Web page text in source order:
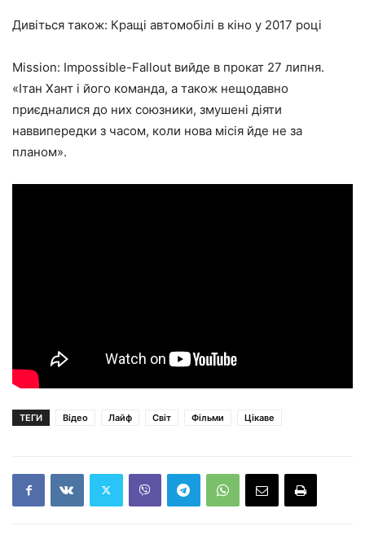
Дивіться також: Кращі автомобілі в кіно у 2017 році
Mission: Impossible-Fallout вийде в прокат 27 липня.
«Ітан Хант і його команда, а також нещодавно
приєдналися до них союзники, змушені діяти
наввипередки з часом, коли нова місія йде не за
планом».
ТЕГИ Відео Лайф Світ Фільми Цікаве